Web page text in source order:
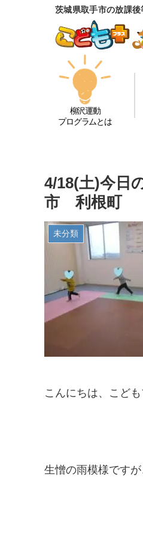
茨城県取手市の放課
柳沢運動
プログラムとは
4/18(土)今
市 利根町
未分類
こんにちは、こど
生憎の雨模様です